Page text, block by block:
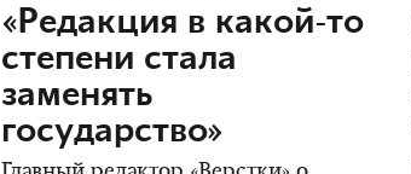
«Редакция в какой-то
степени стала
заменять
государство»